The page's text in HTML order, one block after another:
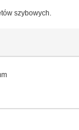
szybowych.